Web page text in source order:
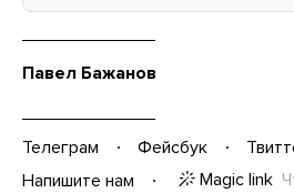
Павел Бажанов
Телеграм Фейсбук
Напишите нам
Magic link